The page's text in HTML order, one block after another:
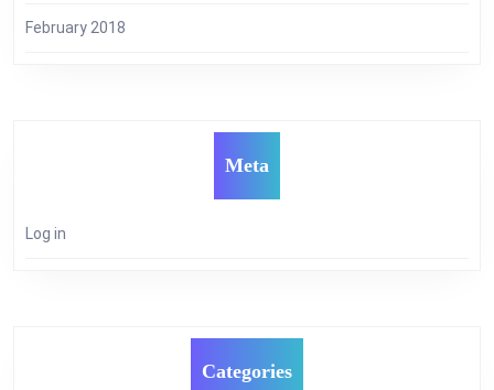
February 2018
Meta
Log in
Categories